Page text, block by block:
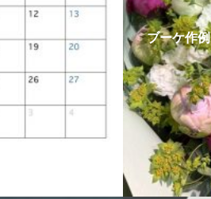
ブーケ作例